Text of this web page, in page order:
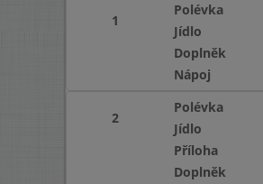
1
Polévka
Jídlo
Doplněk
Nápoj
2
Polévka
Jídlo
Příloha
Doplněk